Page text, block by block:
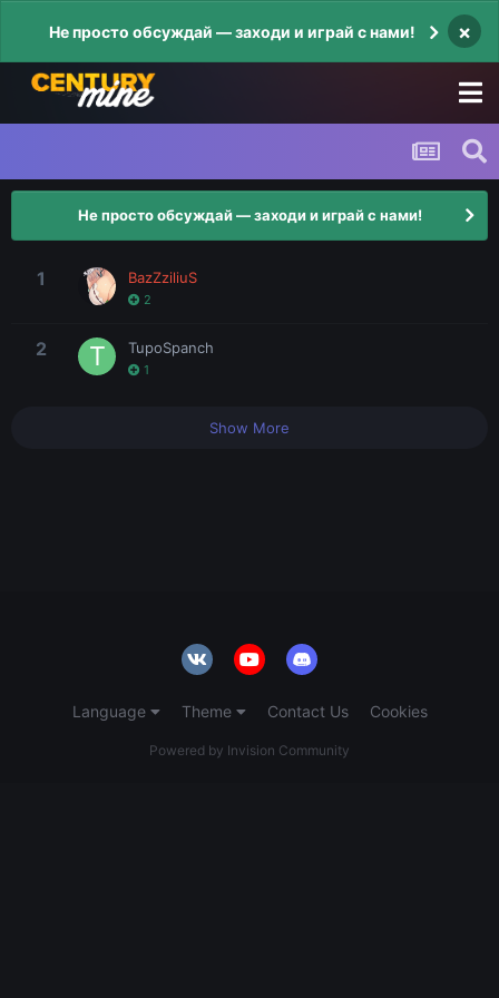
Не просто обсуждай — заходи и играй с нами! ×
Не просто обсуждай — заходи и играй с нами!
1 BazZziliuS
2
2 TupoSpanch
1
Show More
Language Theme Contact Us Cookies
Powered by Invision Community